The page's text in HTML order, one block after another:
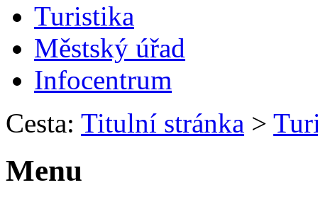
Turistika
Městský úřad
Infocentrum
Cesta: Titulní stránka >
Menu